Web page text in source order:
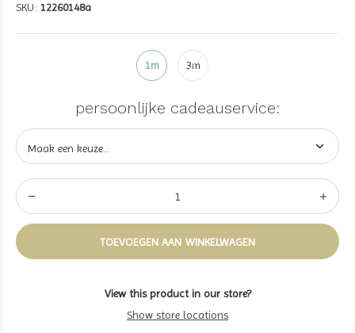
SKU: 12260148a
1m 3m
persoonlijke cadeauservice:
TOEVOEGEN AAN WINKELWAGEN
View this product in our store?
Show store locations